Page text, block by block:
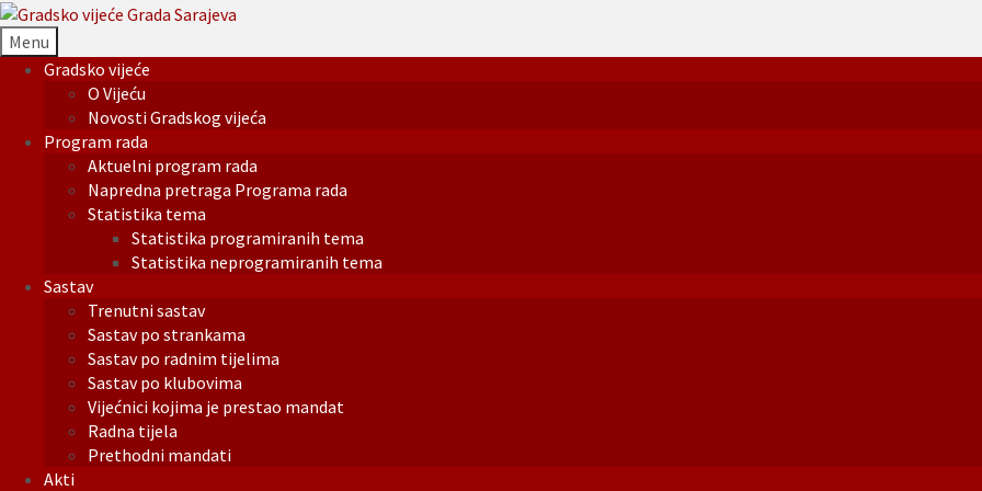
Menu
Gradsko vijeće
O Vijeću
Novosti Gradskog vijeća
Program rada
Aktuelni program rada
Napredna pretraga Programa rada
Statistika tema
Statistika programiranih tema
Statistika neprogramiranih tema
Sastav
Trenutni sastav
Sastav po strankama
Sastav po radnim tijelima
Sastav po klubovima
Vijećnici kojima je prestao mandat
Radna tijela
Prethodni mandati
Akti